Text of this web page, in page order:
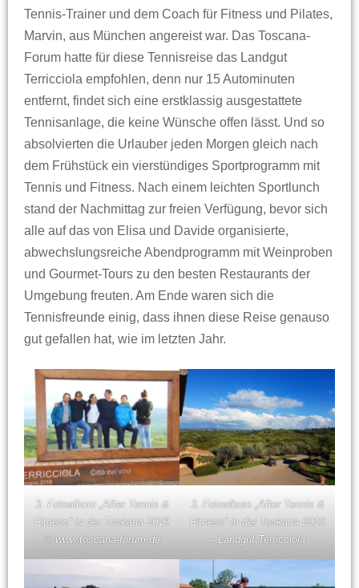
Tennis-Trainer und dem Coach für Fitness und Pilates,
Marvin, aus München angereist war. Das Toscana-
Forum hatte für diese Tennisreise das Landgut
Terricciola empfohlen, denn nur 15 Autominuten
entfernt, findet sich eine erstklassig ausgestattete
Tennisanlage, die keine Wünsche offen lässt. Und so
absolvierten die Urlauber jeden Morgen gleich nach
dem Frühstück ein vierstündiges Sportprogramm mit
Tennis und Fitness. Nach einem leichten Sportlunch
stand der Nachmittag zur freien Verfügung, bevor sich
alle auf das von Elisa und Davide organisierte,
abwechslungsreiche Abendprogramm mit Weinproben
und Gourmet-Tours zu den besten Restaurants der
Umgebung freuten. Am Ende waren sich die
Tennisfreunde einig, dass ihnen diese Reise genauso
gut gefallen hat, wie im letzten Jahr.
3. Fotoalbum „After Tennis &
Fitness“ in der Toskana 2019
© www.toscana-forum.de
3. Fotoalbum „After Tennis &
Fitness“ in der Toskana 2019
– Landgut Terricciola